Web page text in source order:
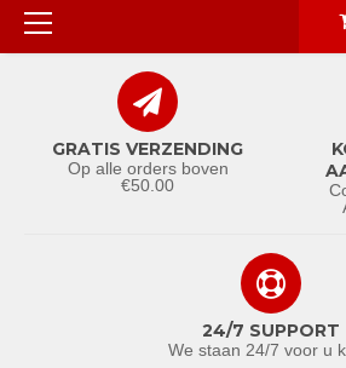
Primair
menu
GRATIS VERZENDING
Op alle orders boven
€50.00
24/7 SUPPORT
We staan 24/7 voor u